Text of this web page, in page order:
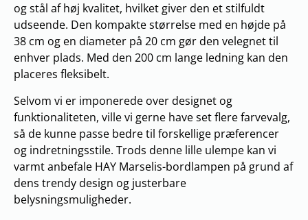
og stål af høj kvalitet, hvilket giver den et stilfuldt
udseende. Den kompakte størrelse med en højde på
38 cm og en diameter på 20 cm gør den velegnet til
enhver plads. Med den 200 cm lange ledning kan den
placeres fleksibelt.
Selvom vi er imponerede over designet og
funktionaliteten, ville vi gerne have set flere farvevalg,
så de kunne passe bedre til forskellige præferencer
og indretningsstile. Trods denne lille ulempe kan vi
varmt anbefale HAY Marselis-bordlampen på grund af
dens trendy design og justerbare
belysningsmuligheder.